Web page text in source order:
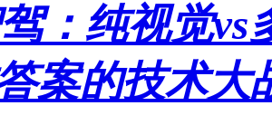
：纯视觉vs
案的技术大